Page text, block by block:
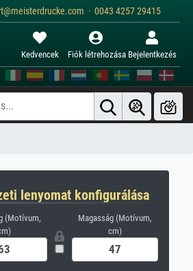
· 0043 4257 29415
Kedvencek Fiók létrehozása Bejelentkezés
lenyomat konfigurálása
(Motívum,
Magasság (Motívum,
cm)